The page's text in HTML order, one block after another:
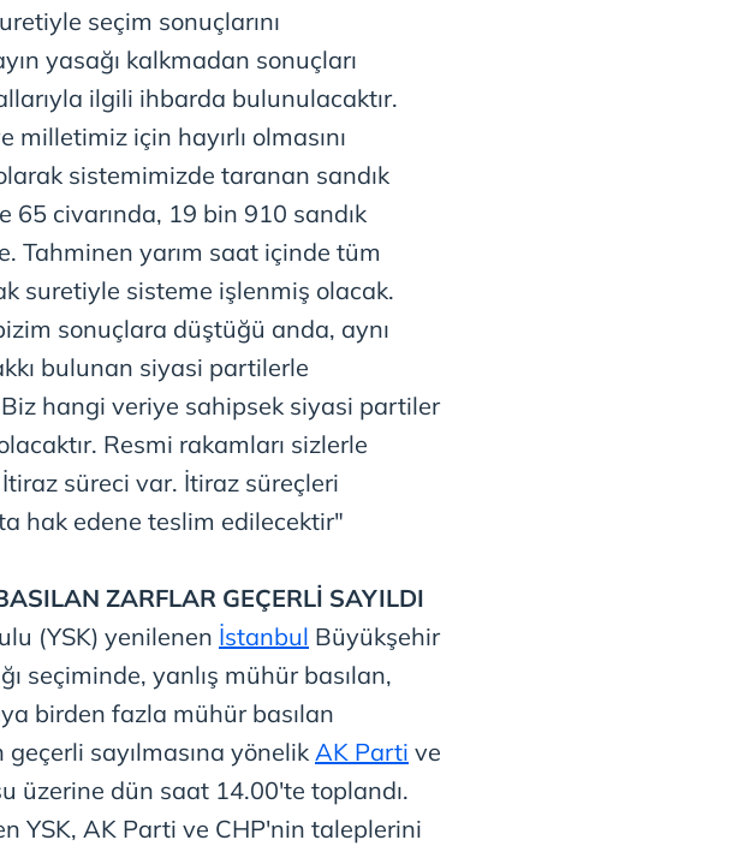
seçim sonuçlarını
yasağı kalkmadan sonuçları
ilgili ihbarda bulunulacaktır.
milletimiz için hayırlı olmasını
sistemimizde taranan sandık
65 civarında, 19 bin 910 sandık
Tahminen yarım saat içinde tüm
suretiyle sisteme işlenmiş olacak.
sonuçlara düştüğü anda, aynı
bulunan siyasi partilerle
Biz hangi veriye sahipsek siyasi partiler
Resmi rakamları sizlerle
süreci var. İtiraz süreçleri
hak edene teslim edilecektir"
ZARFLAR GEÇERLİ SAYILDI
(YSK) yenilenen İstanbul Büyükşehir
seçiminde, yanlış mühür basılan,
birden fazla mühür basılan
sayılmasına yönelik AK Parti ve
üzerine dün saat 14.00'te toplandı.
YSK, AK Parti ve CHP'nin taleplerini